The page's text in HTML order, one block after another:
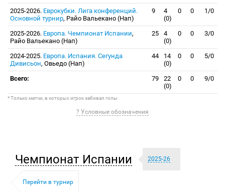
2025-2026. Еврокубки. Лига конференций.
Основной турнир, Райо Вальекано (Нап)
9
4
(0)
0 0 1/0
2025-2026. Европа. Чемпионат Испании,
Райо Вальекано (Нап)
25
4
(0)
0 0 3/0
2024-2025. Европа. Испания. Сегунда
Дивисьон, Овьедо (Нап)
44
14
(0)
0 0 5/0
Всего: 79
22
(0)
0 0 9/0
* Только матчи, в которых игрок забивал голы
? Условные обозначения
Чемпионат Испании 2025-26
Перейти в турнир